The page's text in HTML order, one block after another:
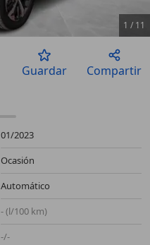
1 / 11
Guardar Compartir
01/2023
Ocasión
Automático
- (l/100 km)
-/-